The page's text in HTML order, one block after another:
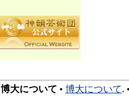
博大について • 博大について. •